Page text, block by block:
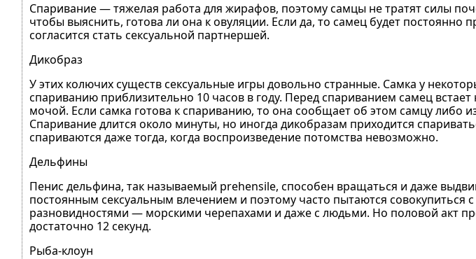
Спаривание — тяжелая работа для жирафов, поэтому самцы не тратят силы
чтобы выяснить, готова ли она к овуляции. Если да, то самец будет постоянно
согласится стать сексуальной партнершей.
Дикобраз
У этих колючих существ сексуальные игры довольно странные. Самка у
спариванию приблизительно 10 часов в году. Перед спариванием самец
мочой. Если самка готова к спариванию, то она сообщает об этом самцу либо
Спаривание длится около минуты, но иногда дикобразам приходится
спариваются даже тогда, когда воспроизведение потомства невозможно.
Дельфины
Пенис дельфина, так называемый prehensile, способен вращаться и даже
постоянным сексуальным влечением и поэтому часто пытаются
разновидностями — морскими черепахами и даже с людьми. Но половой акт
достаточно 12 секунд.
Рыба-клоун